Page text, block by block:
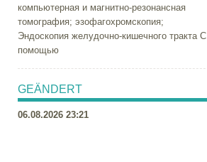
компьютерная и магнитно-резонансная
томография; эзофагохромскопия;
Эндоскопия желудочно-кишечного тракта С
помощью
GEÄNDERT
06.08.2026 23:21